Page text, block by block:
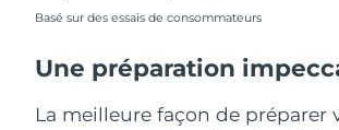
Basé sur des essais de consommateurs
Une préparation
La meilleure façon de préparer